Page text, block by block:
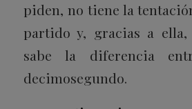
piden, no tiene la
partido y, gracias a ella,
sabe la diferencia
decimosegundo.